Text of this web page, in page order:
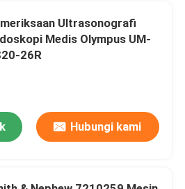
Ultrasonografi
Medis Olympus UM-
26R
Hubungi kami